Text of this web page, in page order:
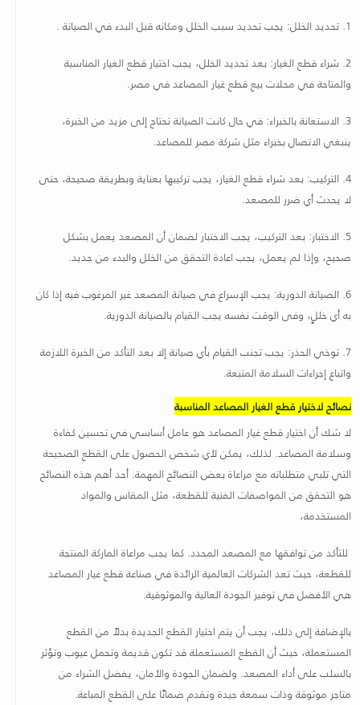
1. تحديد الخلل: يجب تحديد سبب الخلل ومكانه قبل البدء في الصيانة .
2. شراء قطع الغيار: بعد تحديد الخلل، يجب اختيار قطع الغيار المناسبة
والمتاحة في محلات بيع قطع غيار المصاعد في مصر.
3. الاستعانة بالخبراء: في حال كانت الصيانة تحتاج إلى مزيد من الخبرة،
ينبغي الاتصال بخبراء مثل شركة مصر للمصاعد.
4. التركيب: بعد شراء قطع الغيار، يجب تركيبها بعناية وبطريقة صحيحة، حتى
لا يحدث أي ضرر للمصعد.
5. الاختبار: بعد التركيب، يجب الاختبار لضمان أن المصعد يعمل بشكل
صحيح، وإذا لم يعمل، يجب اعادة التحقق من الخلل والبدء من جديد.
6. الصيانة الدورية: يجب الإسراع في صيانة المصعد غير المرغوب فيه إذا كان
به أي خللٍ، وفى الوقت نفسه يجب القيام بالصيانة الدورية.
7. توخي الحذر: يجب تجنب القيام بأي صيانة إلا بعد التأكد من الخبرة اللازمة
واتباع إجراءات السلامة المتبعة.
نصائح لاختيار قطع الغيار المصاعد المناسبة
لا شك أن اختيار قطع غيار المصاعد هو عامل أساسي في تحسين كفاءة
وسلامة المصاعد. لذلك، يمكن لأي شخص الحصول على القطع الصحيحة
التي تلبي متطلباته مع مراعاة بعض النصائح المهمة. أحد أهم هذه النصائح
هو التحقق من المواصفات الفنية للقطعة، مثل المقاس والمواد
المستخدمة،
للتأكد من توافقها مع المصعد المحدد. كما يجب مراعاة الماركة المنتجة
للقطعة، حيث تعد الشركات العالمية الرائدة في صناعة قطع غيار المصاعد
هي الأفضل في توفير الجودة العالية والموثوقية.
بالإضافة إلى ذلك، يجب أن يتم اختيار القطع الجديدة بدلاً من القطع
المستعملة، حيث أن القطع المستعملة قد تكون قديمة وتحمل عيوب وتؤثر
بالسلب على أداء المصعد. ولضمان الجودة والأمان، يفضل الشراء من
متاجر موثوقة وذات سمعة جيدة وتقدم ضمانًا على القطع المباعة.